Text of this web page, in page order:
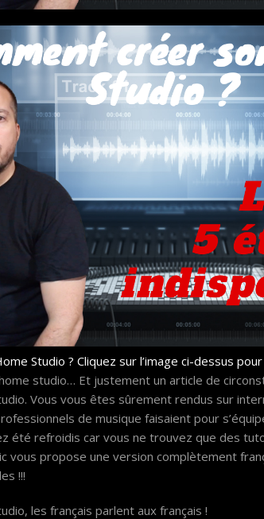
Studio ? Cliquez sur l’image ci-dessus
studio… Et justement un article de
Vous vous êtes sûrement rendus sur
de musique faisaient pour
été refroidis car vous ne trouvez que des
vous propose une version complètement
!!!
les français parlent aux français !